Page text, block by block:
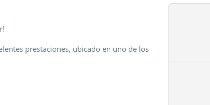
prestaciones, ubicado en uno de los